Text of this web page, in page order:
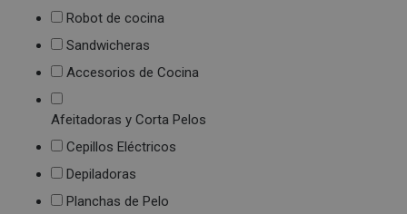
Robot de cocina
Sandwicheras
Accesorios de Cocina
Afeitadoras y Corta Pelos
Cepillos Eléctricos
Depiladoras
Planchas de Pelo